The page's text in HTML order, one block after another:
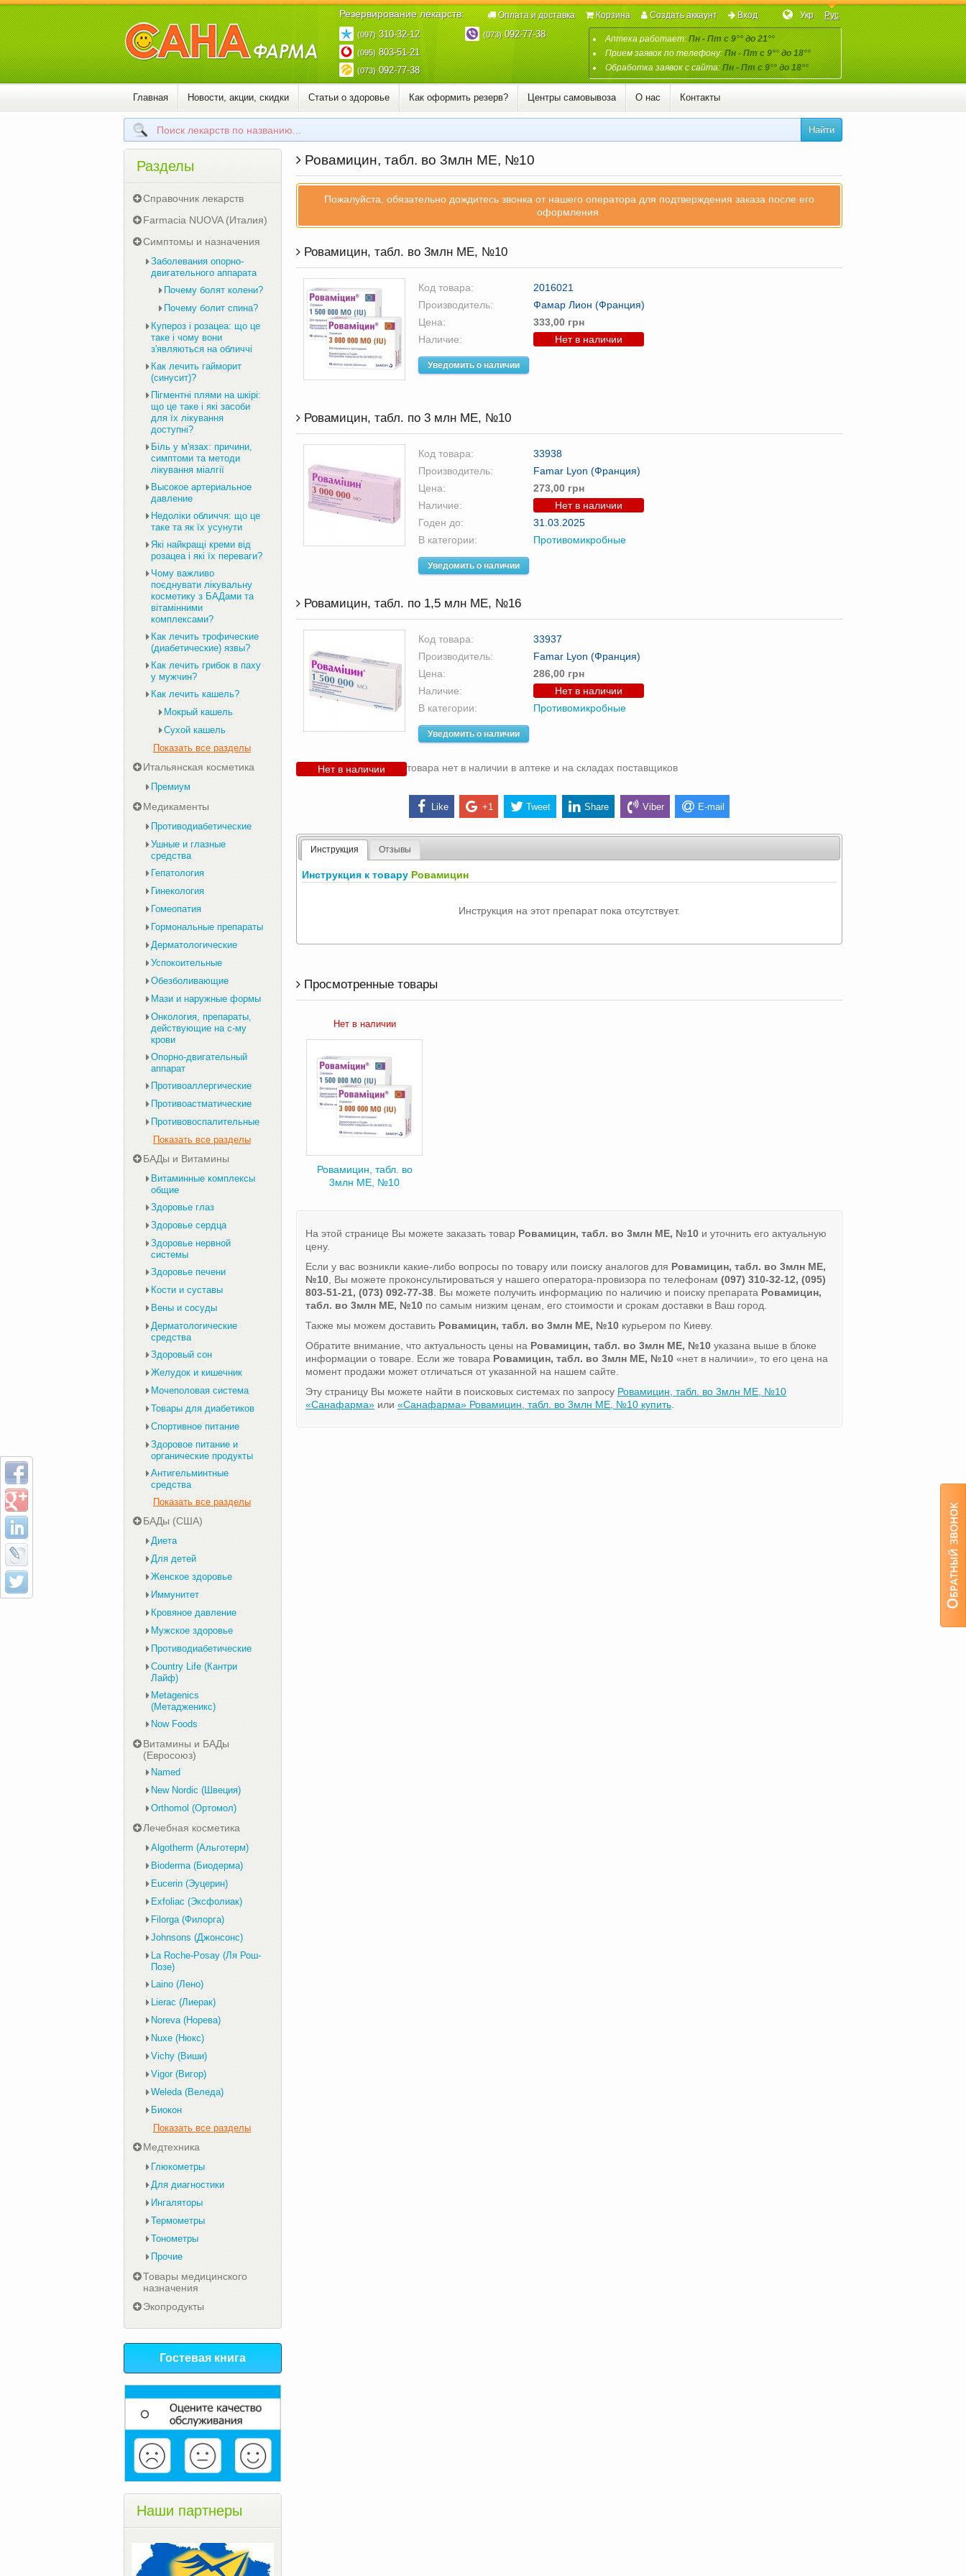
Резервирование лекарств:
(097)310-32-12
(095)803-51-21
(073)092-77-38
(073)092-77-38 Аптека работает:Пн - Пт с 9°° до 21°°
Прием заявок по телефону:Пн - Пт с 9°° до 18°°
Обработка заявок с сайта:Пн - Пт с 9°° до 18°°
Укр Рус
Оплата и доставка Корзина Создать аккаунт Вход
Главная Новости, акции, скидки Статьи о здоровье Как оформить резерв? Центры самовывоза О нас Контакты
Найти
Ровамицин, табл. во 3млн МЕ, №10
Пожалуйста, обязательно дождитесь звонка от нашего оператора для подтверждения заказа после его
оформления.
Ровамицин, табл. во 3млн МЕ, №10
Код товара:
2016021
Производитель:
Фамар Лион (Франция)
Цена:
333,00 грн
Наличие:
Нет в наличии
Уведомить о наличии
Ровамицин, табл. по 3 млн МЕ, №10
Код товара:
33938
Производитель:
Famar Lyon (Франция)
Цена:
273,00 грн
Наличие:
Нет в наличии
Годен до:
31.03.2025
В категории:
Противомикробные
Уведомить о наличии
Ровамицин, табл. по 1,5 млн МЕ, №16
Код товара:
33937
Производитель:
Famar Lyon (Франция)
Цена:
286,00 грн
Наличие:
Нет в наличии
В категории:
Противомикробные
Уведомить о наличии
Нет в наличии товара нет в наличии в аптеке и на складах поставщиков
Like +1 Tweet Share Viber E-mail
Инструкция Отзывы
Инструкция к товару Ровамицин
Инструкция на этот препарат пока отсутствует.
Просмотренные товары
Нет в наличии
Ровамицин, табл. во
3млн МЕ, №10
На этой странице Вы можете заказать товар Ровамицин, табл. во 3млн МЕ, №10 и уточнить его актуальную
цену.
Если у вас возникли какие-либо вопросы по товару или поиску аналогов для Ровамицин, табл. во 3млн МЕ,
№10 , Вы можете проконсультироваться у нашего оператора-провизора по телефонам (097) 310-32-12, (095)
803-51-21, (073) 092-77-38 . Вы можете получить информацию по наличию и поиску препарата Ровамицин,
табл. во 3млн МЕ, №10 по самым низким ценам, его стоимости и срокам доставки в Ваш город.
Также мы можем доставить Ровамицин, табл. во 3млн МЕ, №10 курьером по Киеву.
Обратите внимание, что актуальность цены на Ровамицин, табл. во 3млн МЕ, №10 указана выше в блоке
информации о товаре. Если же товара Ровамицин, табл. во 3млн МЕ, №10 «нет в наличии», то его цена на
момент продажи может отличаться от указанной на нашем сайте.
Эту страницу Вы можете найти в поисковых системах по запросу Ровамицин, табл. во 3млн МЕ, №10
«Санафарма» или «Санафарма» Ровамицин, табл. во 3млн МЕ, №10 купить
Разделы
Справочник лекарств
Farmacia NUOVA (Италия)
Симптомы и назначения
Заболевания опорно-
двигательного аппарата
Почему болят колени?
Почему болит спина?
Купероз і розацеа: що це
таке і чому вони
з'являються на обличчі
Как лечить гайморит
(синусит)?
Пігментні плями на шкірі:
що це таке і які засоби
для їх лікування
доступні?
Біль у м'язах: причини,
симптоми та методи
лікування міалгії
Высокое артериальное
давление
Недоліки обличчя: що це
таке та як їх усунути
Які найкращі креми від
розацеа і які їх переваги?
Чому важливо
поєднувати лікувальну
косметику з БАДами та
вітамінними
комплексами?
Как лечить трофические
(диабетические) язвы?
Как лечить грибок в паху
у мужчин?
Как лечить кашель?
Мокрый кашель
Сухой кашель
Показать все разделы
Итальянская косметика
Премиум
Медикаменты
Противодиабетические
Ушные и глазные
средства
Гепатология
Гинекология
Гомеопатия
Гормональные препараты
Дерматологические
Успокоительные
Обезболивающие
Мази и наружные формы
Онкология, препараты,
действующие на с-му
крови
Опорно-двигательный
аппарат
Противоаллергические
Противоастматические
Противовоспалительные
Показать все разделы
БАДы и Витамины
Витаминные комплексы
общие
Здоровье глаз
Здоровье сердца
Здоровье нервной
системы
Здоровье печени
Кости и суставы
Вены и сосуды
Дерматологические
средства
Здоровый сон
Желудок и кишечник
Мочеполовая система
Товары для диабетиков
Спортивное питание
Здоровое питание и
органические продукты
Антигельминтные
средства
Показать все разделы
БАДы (США)
Диета
Для детей
Женское здоровье
Иммунитет
Кровяное давление
Мужское здоровье
Противодиабетические
Country Life (Кантри
Лайф)
Metagenics
(Метадженикс)
Now Foods
Витамины и БАДы
(Евросоюз)
Named
New Nordic (Швеция)
Orthomol (Ортомол)
Лечебная косметика
Algotherm (Альготерм)
Bioderma (Биодерма)
Eucerin (Эуцерин)
Exfoliac (Эксфолиак)
Filorga (Филорга)
Johnsons (Джонсонс)
La Roche-Posay (Ля Рош-
Позе)
Laino (Лено)
Lierac (Лиерак)
Noreva (Норева)
Nuxe (Нюкс)
Vichy (Виши)
Vigor (Вигор)
Weleda (Веледа)
Биокон
Показать все разделы
Медтехника
Глюкометры
Для диагностики
Ингаляторы
Термометры
Тонометры
Прочие
Товары медицинского
назначения
Экопродукты
Гостевая книга
Наши партнеры